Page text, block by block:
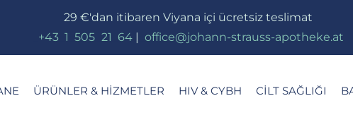
29 €'dan itibaren Viyana içi ücretsiz teslimat
+43_ 1 505_ 21 64| office@johann-strauss-apotheke.at
ÜRÜNLER & HIZMETLER HIV & CYBH CILT SAĞLIĞI